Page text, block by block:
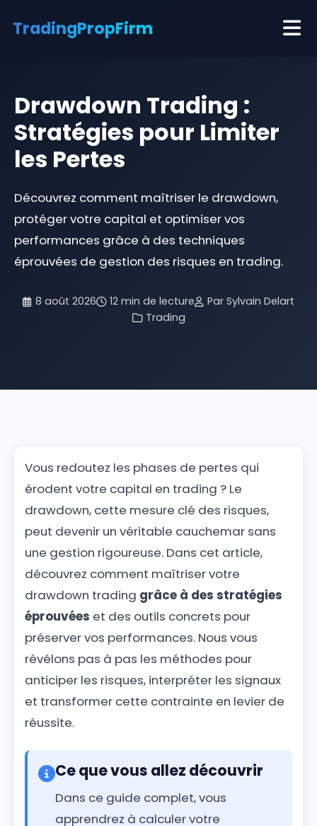
TradingPropFirm
Guides
À propos
Drawdown Trading :
Stratégies pour Limiter
les Pertes
Découvrez comment maîtriser le drawdown,
protéger votre capital et optimiser vos
performances grâce à des techniques
éprouvées de gestion des risques en trading.
8 août 2026 12 min de lecture
Par Sylvain Delart
Trading
Vous redoutez les phases de pertes qui
érodent votre capital en trading ? Le
drawdown, cette mesure clé des risques,
peut devenir un véritable cauchemar sans
une gestion rigoureuse. Dans cet article,
découvrez comment maîtriser votre
drawdown trading grâce à des stratégies
éprouvées et des outils concrets pour
préserver vos performances. Nous vous
révélons pas à pas les méthodes pour
anticiper les risques, interpréter les signaux
et transformer cette contrainte en levier de
réussite.
Ce que vous allez découvrir
Dans ce guide complet, vous
apprendrez à calculer votre